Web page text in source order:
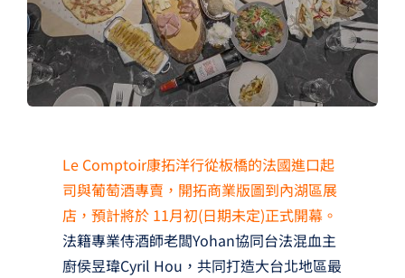
Le Comptoir康拓洋行從板橋的法國進口起
司與葡萄酒專賣，開拓商業版圖到內湖區展
店，預計將於 11月初(日期未定)正式開幕。
法籍專業侍酒師老闆Yohan協同台法混血主
廚侯昱瑋Cyril Hou，共同打造大台北地區最